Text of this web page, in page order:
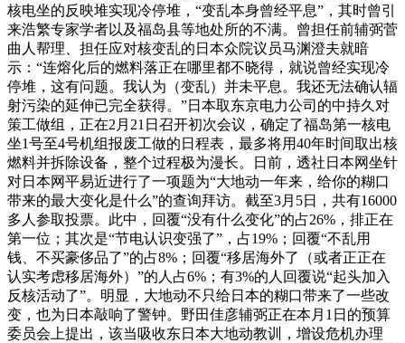
核电坐的反映堆实现冷停堆，“变乱本身曾经平息”，其时曾引
来浩繁专家学者以及福岛县等地处所的不满。曾担任前辅弼菅
曲人帮理、担任应对核变乱的日本众院议员马渊澄夫就暗
示：“连熔化后的燃料落正在哪里都不晓得，就说曾经实现冷
停堆，这有问题。我认为（变乱）并未平息。我还无法确认辐
射污染的延伸已完全获得。”日本取东京电力公司的中持久对
策工做组，正在2月21日召开初次会议，确定了福岛第一核电
坐1号至4号机组报废工做的日程表，最多将用40年时间取出核
燃料并拆除设备，整个过程极为漫长。日前，透社日本网坐针
对日本网平易近进行了一项题为“大地动一年来，给你的糊口
带来的最大变化是什么”的查询拜访。截至3月5日，共有16000
多人参取投票。此中，回覆“没有什么变化”的占26%，排正在
第一位；其次是“节电认识变强了”，占19%；回覆“不乱用
钱、不买豪侈品了”的占8%；回覆“移居海外了（或者正正在
认实考虑移居海外）”的人占6%；有3%的人回覆说“起头加入
反核活动了”。明显，大地动不只给日本的糊口带来了一些改
变，也为日本敲响了警钟。野田佳彦辅弼正在本月1日的预算
委员会上提出，该当吸收东日本大地动教训，增设危机办理